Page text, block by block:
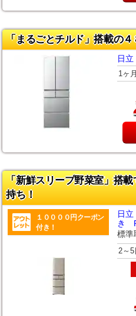
「まるごとチルド」搭載の
日
1ヶ
「新鮮スリープ野菜室」搭
持ち！
１００００円クーポン
付き！
日
き
標準
2～